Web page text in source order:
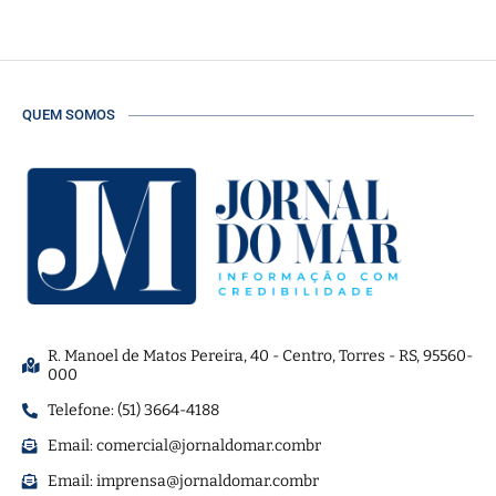
QUEM SOMOS
R. Manoel de Matos Pereira, 40 - Centro, Torres - RS, 95560-
000
Telefone: (51) 3664-4188
Email:comercial@jornaldomar.combr
Email:imprensa@jornaldomar.combr